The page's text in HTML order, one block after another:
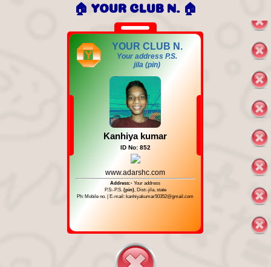
🏠 YOUR CLUB N. 🏠
YOUR CLUB N.
Your address P.S.
jila (pin)
Kanhiya kumar
ID No: 852
www.adarshc.com
Address:-Your address
P.S:-P.S. (pin), Dist:-jila, state
Ph: Mobile no. | E-mail: kanhiyakumar50352@gmail.com